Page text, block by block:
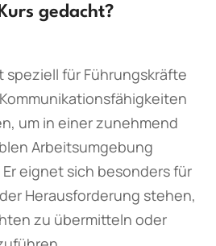
gedacht?
speziell für Führungskräfte
um in einer zunehmend
Arbeitsumgebung
eignet sich besonders für
Herausforderung stehen,
zu übermitteln oder